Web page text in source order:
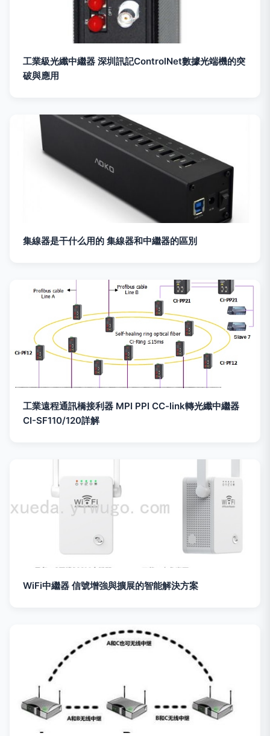
工業級光纖中繼器 深圳訊記ControlNet數據光端機的突
破與應用
集線器是干什么用的 集線器和中繼器的區別
工業遠程通訊橋接利器 MPI PPI CC-link轉光纖中繼器
CI-SF110/120詳解
WiFi中繼器 信號增強與擴展的智能解決方案